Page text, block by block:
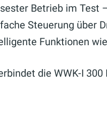
Betrieb im Test
Steuerung über
Funktionen
die WWK-I